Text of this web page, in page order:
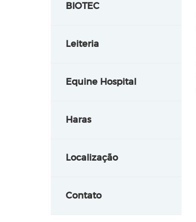
BIOTEC
Leiteria
Equine Hospital
Haras
Localização
Contato